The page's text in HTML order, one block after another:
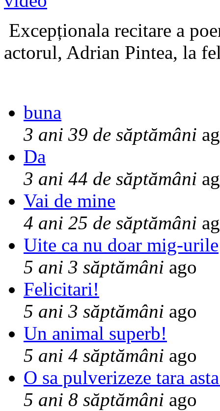
Excepționala recitare a
actorul, Adrian Pintea, la
buna
3 ani 39 de săptămâni
Da
3 ani 44 de săptămâni
Vai de mine
4 ani 25 de săptămâni
Uite ca nu doar mig-urile
5 ani 3 săptămâni ago
Felicitari!
5 ani 3 săptămâni ago
Un animal superb!
5 ani 4 săptămâni ago
O sa pulverizeze tara
5 ani 8 săptămâni ago